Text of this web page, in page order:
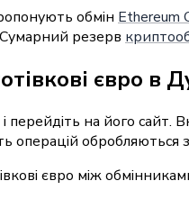
обмін Ethereum
резерв
євро в
перейдіть на його
операцій
євро між